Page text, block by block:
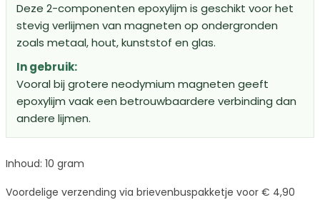
Deze 2-componenten epoxylijm is geschikt voor het
stevig verlijmen van magneten op ondergronden
zoals metaal, hout, kunststof en glas.
In gebruik:
Vooral bij grotere neodymium magneten geeft
epoxylijm vaak een betrouwbaardere verbinding dan
andere lijmen.
Inhoud: 10 gram
Voordelige verzending via brievenbuspakketje voor € 4,90